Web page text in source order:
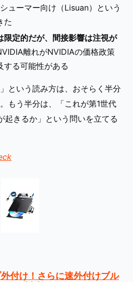
ューマー向け（Lisuan）という
た
限定的だが、間接影響は注視が
離れがNVIDIAの価格政策
する可能性がある
という読み方は、おそらく半分
もう半分は、「これが第1世代
起きるか」という問いを立てる
付け！さらに速外付けブル